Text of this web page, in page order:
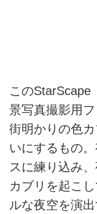
このStarScape
景写真撮影用フ
街明かりの色
いにするもの
スに練り込み
カブリを起こ
ルな夜空を演